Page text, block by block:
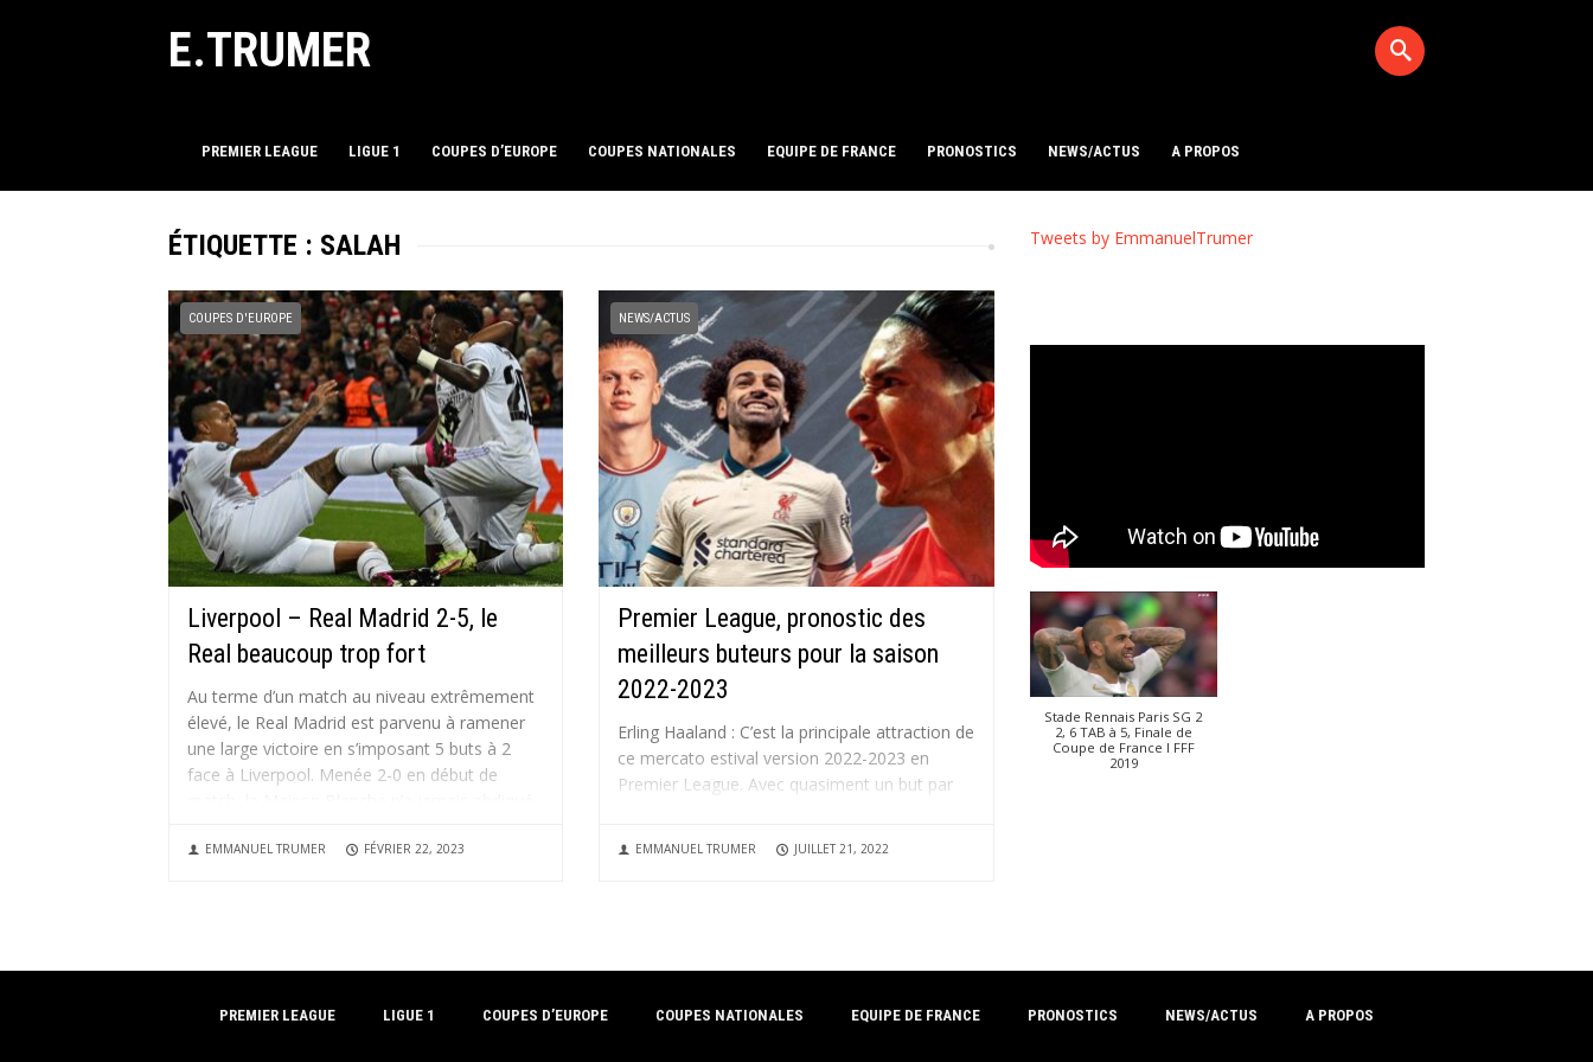
E.TRUMER
PREMIER LEAGUE LIGUE 1 COUPES D’EUROPE COUPES NATIONALES EQUIPE DE FRANCE PRONOSTICS NEWS/ACTUS A PROPOS
ÉTIQUETTE : SALAH
COUPES D'EUROPE
Liverpool – Real Madrid 2-5, le
Real beaucoup trop fort
Au terme d’un match au niveau extrêmement
élevé, le Real Madrid est parvenu à ramener
une large victoire en s’imposant 5 buts à 2
face à Liverpool. Menée 2-0 en début de
EMMANUEL TRUMER FÉVRIER 22, 2023
NEWS/ACTUS
Premier League, pronostic des
meilleurs buteurs pour la saison
2022-2023
Erling Haaland : C’est la principale attraction de
ce mercato estival version 2022-2023 en
Premier League. Avec quasiment un but par
d’une fois par match si on ajoute les passes
EMMANUEL TRUMER JUILLET 21, 2022
Tweets by EmmanuelTrumer
Stade Rennais Paris SG 2
2, 6 TAB à 5, Finale de
Coupe de France I FFF
2019
PREMIER LEAGUE LIGUE 1 COUPES D’EUROPE COUPES NATIONALES EQUIPE DE FRANCE PRONOSTICS NEWS/ACTUS A PROPOS